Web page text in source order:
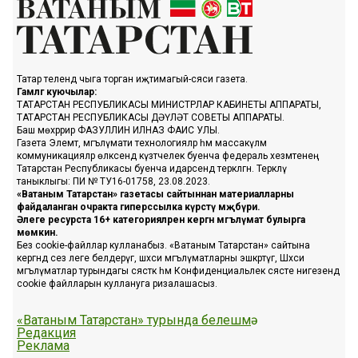
Татар телендә чыга торган иҗтимагый-сәяси газета.
Гамәлгә куючылар:
ТАТАРСТАН РЕСПУБЛИКАСЫ МИНИСТРЛАР КАБИНЕТЫ АППАРАТЫ,
ТАТАРСТАН РЕСПУБЛИКАСЫ ДӘҮЛӘТ СОВЕТЫ АППАРАТЫ.
Баш мөхәррир ФАЗУЛЛИН ИЛНАЗ ФАИС УЛЫ.
Газета Элемтә, мәгълүмати технологияләр һәм массакүләм
коммуникацияләр өлкәсендә күзәтчелек буенча федераль хезмәтенең
Татарстан Республикасы буенча идарәсендә теркәлгән. Теркәлү
таныклыгы: ПИ № ТУ16-01758, 23.08.2023.
«Ватаным Татарстан» газетасы сайтыннан материалларны
файдаланган очракта гиперссылка күрсәтү мәҗбүри.
Әлеге ресурста 16+ категорияләренә кергән мәгълүмат булырга
мөмкин.
Без cookie-файллар кулланабыз. «Ватаным Татарстан» сайтына
кергәндә сез әлеге белдерүгә, шәхси мәгълүматларны эшкәртүгә, Шәхси
мәгълүматлар турындагы сәясәткә һәм Конфиденциальлек сәясәте нигезендә
cookie файлларын куллануга ризалашасыз.
«Ватаным Татарстан» турында белешмә
Редакция
Реклама